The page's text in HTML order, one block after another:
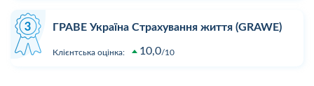
ГРАВЕ Україна Страхування життя (GRAWE)
Клієнтська оцінка: 10,0 10